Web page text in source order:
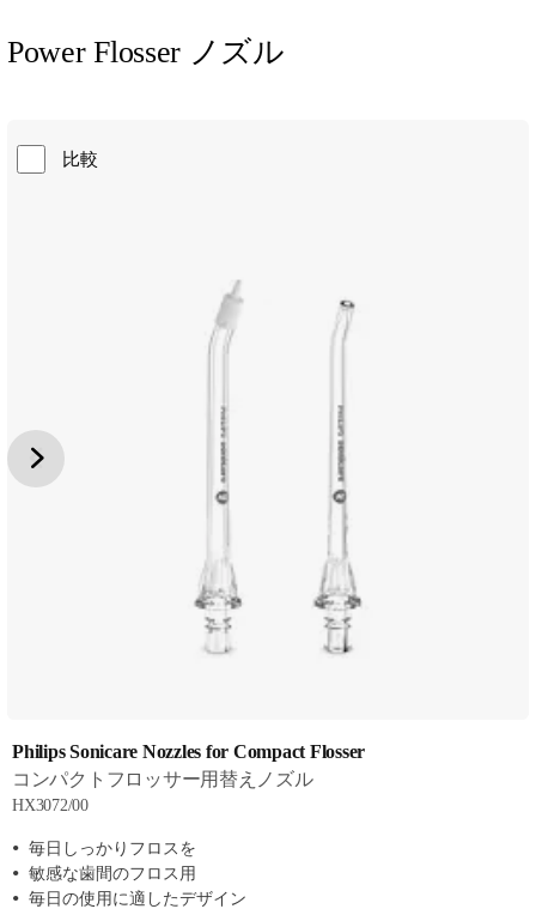
Power Flosser ノズル
比較
Philips Sonicare Nozzles for Compact Flosser
コンパクトフロッサー用替えノズル
HX3072/00
毎日しっかりフロスを
敏感な歯間のフロス用
毎日の使用に適したデザイン